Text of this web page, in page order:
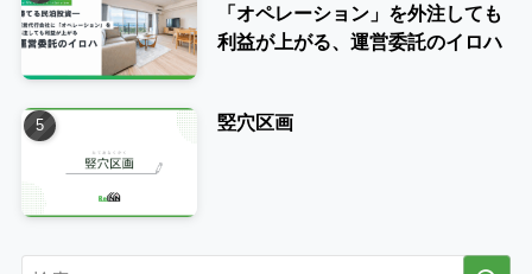
「オペレーション」を外注しても
利益が上がる、運営委託のイロハ
竪穴区画